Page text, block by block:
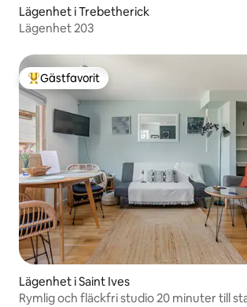
Lägenhet i Trebetherick
Lägenhet 203
Populär gästfavorit
Gästfavorit
Lägenhet i Saint Ives
Rymlig och fläckfri studio 20 minuter till